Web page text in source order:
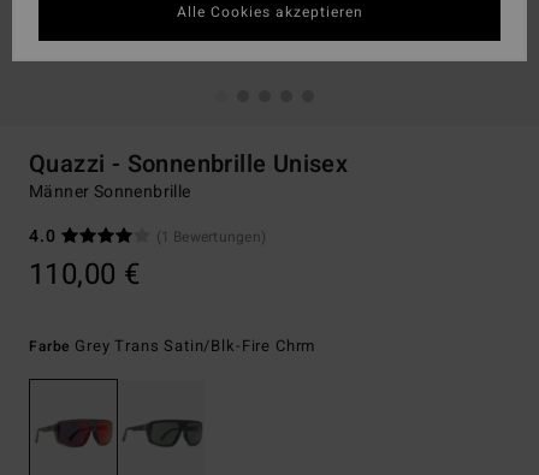
Quazzi - Sonnenbrille Unisex
Männer Sonnenbrille
4.0
(1 Bewertungen)
110,00 €
Farbe Grey Trans Satin/blk-Fire Chrm
Alle Cookies akzeptieren